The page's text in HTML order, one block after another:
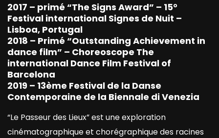
2017 – primé “The Signs Award” – 15°
Festival international Signes de Nuit –
Lisboa, Portugal
2018 – Primé “Outstanding Achievement in
dance film” – Choreoscope The
international Dance Film Festival of
Barcelona
2019 – 13ème Festival de la Danse
Contemporaine de la Biennale di Venezia
“Le Passeur des Lieux” est une exploration
cinématographique et chorégraphique des racines